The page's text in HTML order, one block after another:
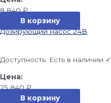
8 840₽
В корзину
Дозирующий насос 24В
Доступность: Есть в наличии ✓
25 840₽
В корзину